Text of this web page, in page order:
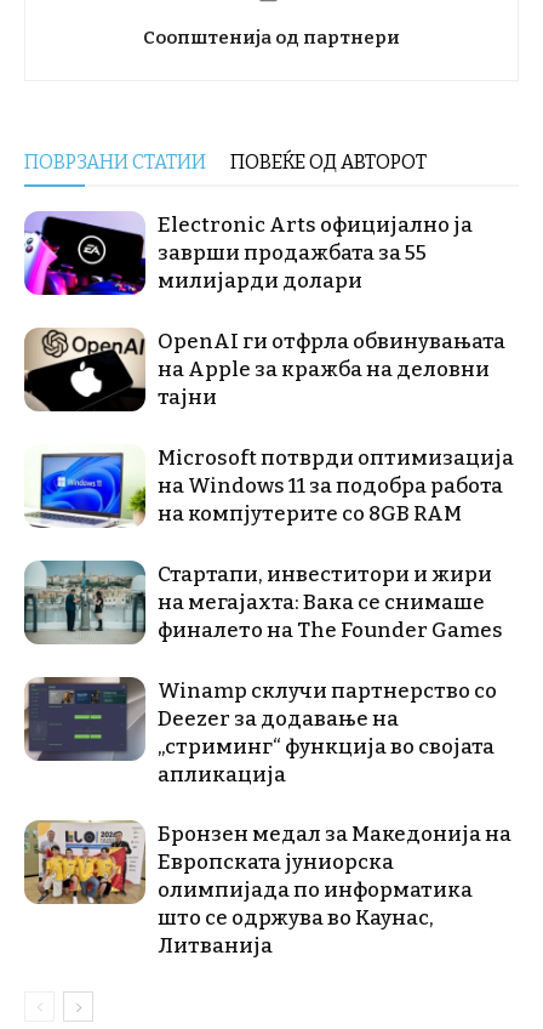
Соопштенија од партнери
ПОВРЗАНИ СТАТИИ ПОВЕЌЕ ОД АВТОРОТ
Electronic Arts официјално ја
заврши продажбата за 55
милијарди долари
OpenAI ги отфрла обвинувањата
на Apple за кражба на деловни
тајни
Microsoft потврди оптимизација
на Windows 11 за подобра работа
на компјутерите со 8GB RAM
Стартапи, инвеститори и жири
на мегајахта: Вака се снимаше
финалето на The Founder Games
Winamp склучи партнерство со
Deezer за додавање на
„стриминг“ функција во својата
апликација
Бронзен медал за Македонија на
Европската јуниорска
олимпијада по информатика
што се одржува во Каунас,
Литванија